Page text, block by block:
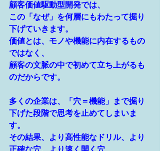
顧客価値駆動型開発では、
この「なぜ」を何層にもわたって掘り
下げていきます。
価値とは、モノや機能に内在するもの
ではなく、
顧客の文脈の中で初めて立ち上がるも
のだからです。
多くの企業は、「穴＝機能」まで掘り
下げた段階で思考を止めてしまいま
す。
その結果、より高性能なドリル、より
正確な穴、より速く開く穴